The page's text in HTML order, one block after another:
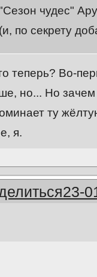
чудес"
(и, по секрету
теперь? Во-
но... Но
ту
я.
23-